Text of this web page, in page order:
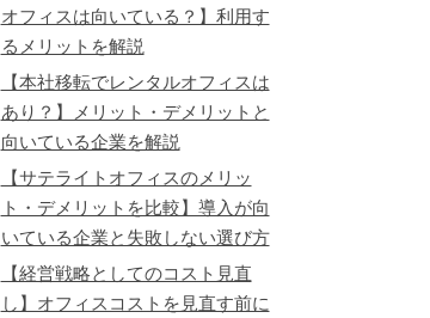
オフィスは向いている？】利用す
るメリットを解説
【本社移転でレンタルオフィスは
あり？】メリット・デメリットと
向いている企業を解説
【サテライトオフィスのメリッ
ト・デメリットを比較】導入が向
いている企業と失敗しない選び方
【経営戦略としてのコスト見直
し】オフィスコストを見直す前に